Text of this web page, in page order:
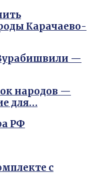
Карачаево-
—
народов —
для…
РФ
с